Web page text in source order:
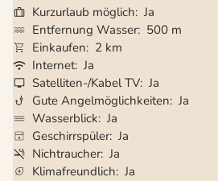
Kurzurlaub möglich Ja
Entfernung Wasser 500 m
Einkaufen
2 km
Internet Ja
Satelliten-/Kabel TV Ja
Gute Angelmöglichkeiten Ja
Wasserblick Ja
Geschirrspüler Ja
Nichtraucher Ja
Klimafreundlich Ja